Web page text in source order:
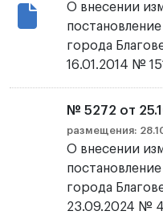
О внесении
города
16.01.2014 №
№ 5272 от
размещения:
О внесении
города
23.09.2024 №